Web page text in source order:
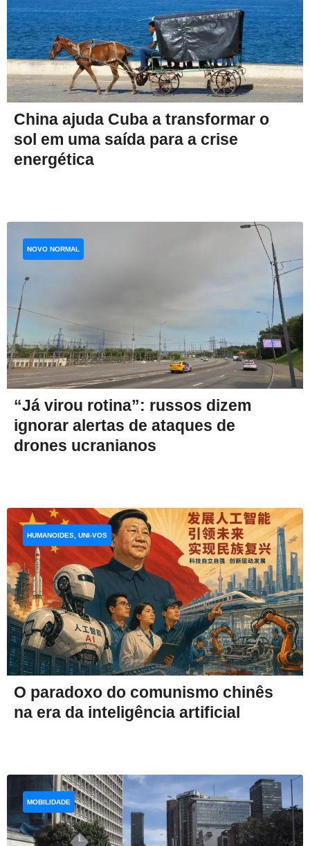
China ajuda Cuba a transformar o
sol em uma saída para a crise
energética
“Já virou rotina”: russos dizem
ignorar alertas de ataques de
drones ucranianos
NOVO NORMAL
O paradoxo do comunismo chinês
na era da inteligência artificial
HUMANOIDES, UNI-VOS
MOBILIDADE